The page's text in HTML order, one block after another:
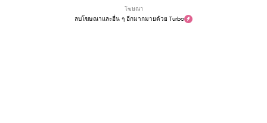
โฆษณา
ลบโฆษณาและอื่น ๆ อีกมากมายด้วย Turbo